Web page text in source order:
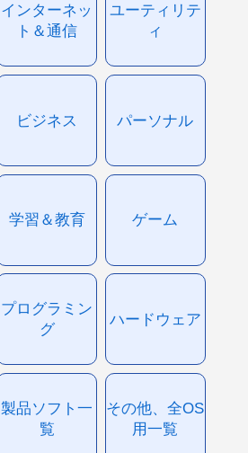
インターネッ
ト＆通信
ユーティリテ
ィ
ビジネス パーソナル
学習＆教育 ゲーム
プログラミン
グ
ハードウェア
製品ソフト一
覧
その他、全OS
用一覧